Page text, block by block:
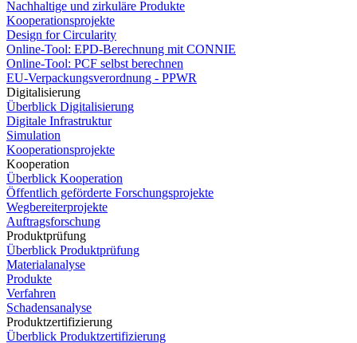
Nachhaltige und zirkuläre Produkte
Kooperationsprojekte
Design for Circularity
Online-Tool: EPD-Berechnung mit CONNIE
Online-Tool: PCF selbst berechnen
EU-Verpackungsverordnung - PPWR
Digitalisierung
Überblick Digitalisierung
Digitale Infrastruktur
Simulation
Kooperationsprojekte
Kooperation
Überblick Kooperation
Öffentlich geförderte Forschungsprojekte
Wegbereiterprojekte
Auftragsforschung
Produktprüfung
Überblick Produktprüfung
Materialanalyse
Produkte
Verfahren
Schadensanalyse
Produktzertifizierung
Überblick Produktzertifizierung